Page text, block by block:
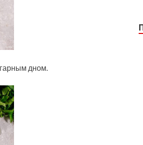
дном.